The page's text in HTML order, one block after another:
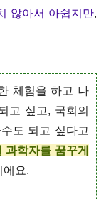
않아서 아쉽지만,
체험을 하고 나
고 싶고, 국회의
도 되고 싶다고
학자를 꿈꾸게
에요.